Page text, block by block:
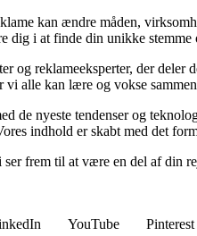
kan ændre måden,
dig i at finde din unikke
og reklameeksperter, der
vi alle kan lære og vokse
de nyeste tendenser og
indhold er skabt med det
frem til at være en del af din
YouTube Pinterest